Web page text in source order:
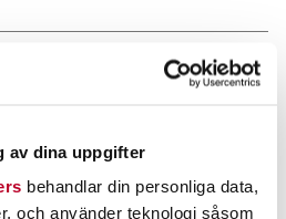
av dina uppgifter
behandlar din personliga data,
och använder teknologi såsom